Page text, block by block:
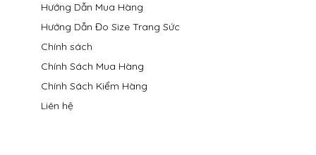
Hướng Dẫn Mua Hàng
Hướng Dẫn Đo Size Trang Sức
Chính sách
Chính Sách Mua Hàng
Chính Sách Kiểm Hàng
Liên hệ